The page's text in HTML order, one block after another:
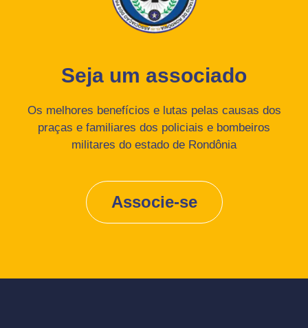
Seja um associado
Os melhores benefícios e lutas pelas causas dos
praças e familiares dos policiais e bombeiros
militares do estado de Rondônia
Associe-se